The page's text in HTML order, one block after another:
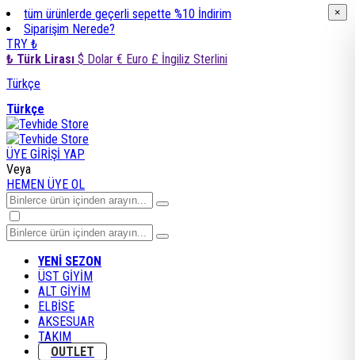
tüm ürünlerde geçerli sepette %10 İndirim
Siparişim Nerede?
TRY ₺
₺ Türk Lirası $ Dolar € Euro £ İngiliz Sterlini
Türkçe
Türkçe
ÜYE GİRİŞİ YAP
Veya
HEMEN ÜYE OL
YENİ SEZON
ÜST GİYİM
ALT GİYİM
ELBİSE
AKSESUAR
TAKIM
OUTLET
×
×